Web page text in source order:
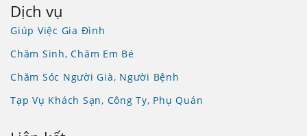
Dịch vụ
Giúp Việc Gia Đình
Chăm Sinh, Chăm Em Bé
Chăm Sóc Người Già, Người Bệnh
Tạp Vụ Khách Sạn, Công Ty, Phụ Quán